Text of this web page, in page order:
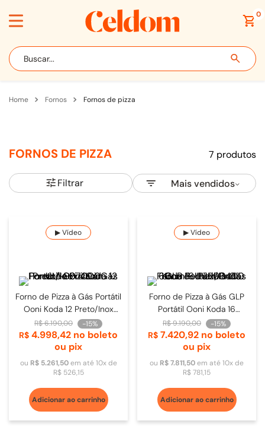
0
Buscar...
fornos fornos de pizza
FORNOS DE PIZZA 7 produtos
Mais vendidos
Filtrar
▶ Vídeo
Forno de Pizza à Gás Portátil
Ooni Koda 12 Preto/Inox
40cm - UU-P07000
R$6.190,00 -15%
R$ 4.998,42 no boleto
ou pix
ou R$ 5.261,50em até10x de
R$ 526,15
Adicionar ao carrinho
▶ Vídeo
Forno de Pizza à Gás GLP
Portátil Ooni Koda 16
Inox/Preto 60cm -
UUP0B400
R$9.190,00 -15%
R$ 7.420,92 no boleto
ou pix
ou R$7.811,50em até10x de
R$781,15
Adicionar ao carrinho